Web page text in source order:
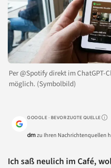
Per @Spotify direkt im ChatGPT-
möglich. (Symbolbild)
GOOGLE · BEVORZUGTE QUELLE
dmzu Ihren Nachrichtenquellen
Ich saß neulich im Café,